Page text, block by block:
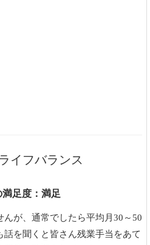
イフバランス
足度：満足
が、通常でしたら平均月30～50
を聞くと皆さん残業手当をあて